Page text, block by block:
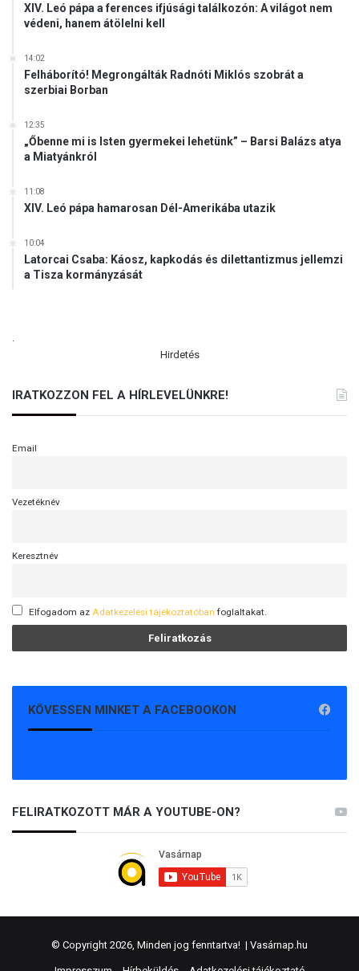
XIV. Leó pápa a ferences ifjúsági találkozón: A világot nem
védeni, hanem átölelni kell
14:02
Felháborító! Megrongálták Radnóti Miklós szobrát a
szerbiai Borban
12:35
„Őbenne mi is Isten gyermekei lehetünk” – Barsi Balázs atya
a Miatyánkról
11:08
XIV. Leó pápa hamarosan Dél-Amerikába utazik
10:04
Latorcai Csaba: Káosz, kapkodás és dilettantizmus jellemzi
a Tisza kormányzását
Hirdetés
IRATKOZZON FEL A HÍRLEVELÜNKRE!
Email
Vezetéknév
Keresztnév
Elfogadom az Adatkezelési tájékoztatóban foglaltakat.
KÖVESSEN MINKET A FACEBOOKON
FELIRATKOZOTT MÁR A YOUTUBE-ON?
© Copyright 2026, Minden jog fenntartva! | Vasárnap.hu